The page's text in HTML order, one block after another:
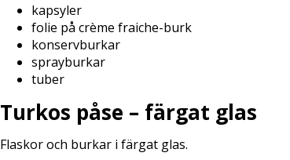
kapsyler
folie på crème fraiche-burk
konservburkar
sprayburkar
tuber
Turkos påse – färgat glas
Flaskor och burkar i färgat glas.